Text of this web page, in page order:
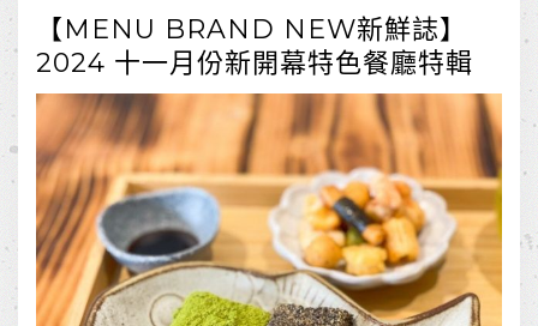
【MENU BRAND NEW新鮮誌】
2024 十一月份新開幕特色餐廳特輯